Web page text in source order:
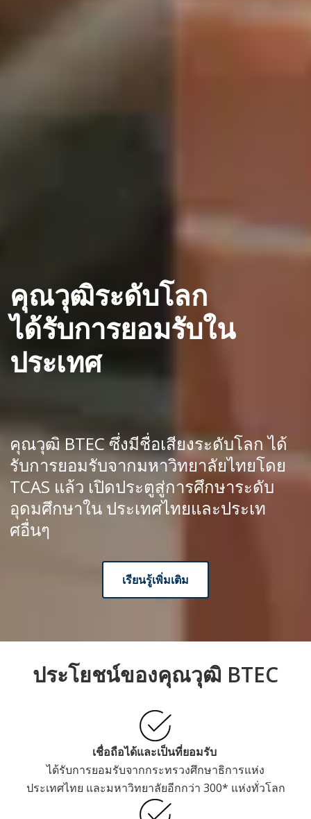
คุณวุฒิระดับโลก
ได้รับการยอมรับใน
ประเทศ
คุณวุฒิ BTEC ซึ่งมีชื่อเสียงระดับโลก ได้
รับการยอมรับจากมหาวิทยาลัยไทยโดย
TCAS แล้ว เปิดประตูสู่การศึกษาระดับ
อุดมศึกษาใน ประเทศไทยและประเท
ศอื่นๆ
เรียนรู้เพิ่มเติม
ประโยชน์ของคุณวุฒิ BTEC
Trusted and
recognised
Accepted by Ministry of Education in
Thailand and 300* other universities
around the world
เชื่อถือได้และเป็นที่ยอมรับ
ได้รับการยอมรับจากกระทรวงศึกษาธิการแห่ง
ประเทศไทย และมหาวิทยาลัยอีกกว่า 300* แห่งทั่วโลก